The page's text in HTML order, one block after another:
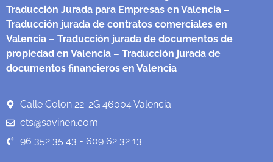
Traducción Jurada para Empresas en Valencia –
Traducción jurada de contratos comerciales en
Valencia – Traducción jurada de documentos de
propiedad en Valencia – Traducción jurada de
documentos financieros en Valencia
Calle Colon 22-2G 46004 Valencia
cts@savinen.com
96 352 35 43 - 609 62 32 13